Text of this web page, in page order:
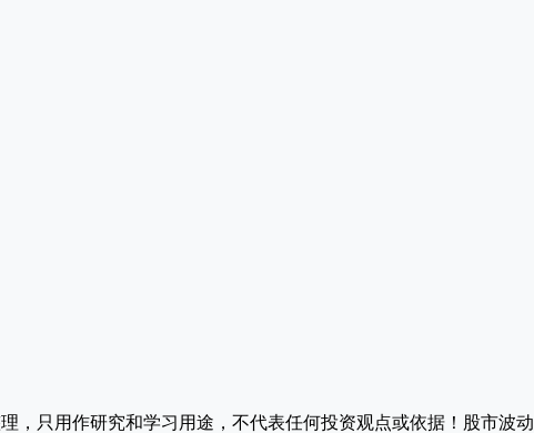
，只用作研究和学习用途，不代表任何投资观点或依据！股市波动